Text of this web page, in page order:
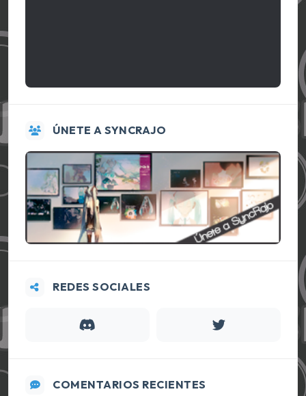
ÚNETE A SYNCRAJO
REDES SOCIALES
COMENTARIOS RECIENTES